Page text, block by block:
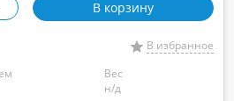
В корзину
В избранное
Вес
н/д